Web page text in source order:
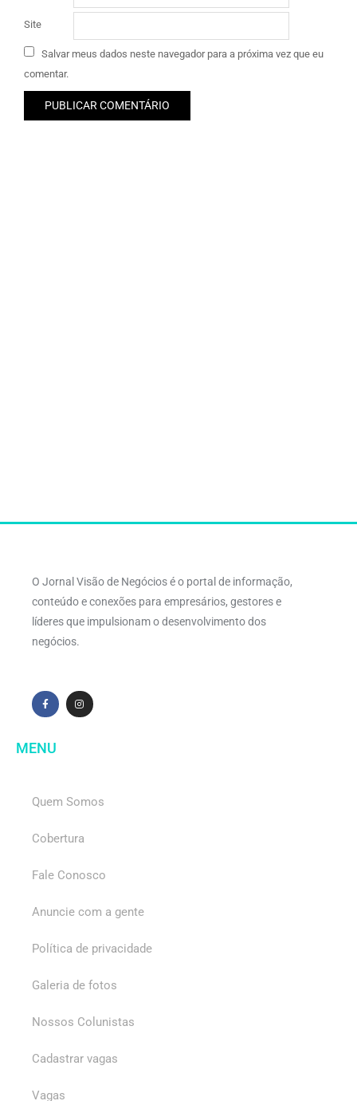
Site
Salvar meus dados neste navegador para a próxima vez que eu
comentar.
O Jornal Visão de Negócios é o portal de informação,
conteúdo e conexões para empresários, gestores e
líderes que impulsionam o desenvolvimento dos
negócios.
MENU
Quem Somos
Cobertura
Fale Conosco
Anuncie com a gente
Política de privacidade
Galeria de fotos
Nossos Colunistas
Cadastrar vagas
Vagas